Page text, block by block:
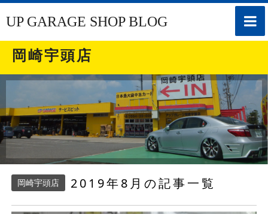
toggle
UP GARAGE SHOP BLOG
岡崎宇頭店
岡崎宇頭店 2019年8月の記事一覧